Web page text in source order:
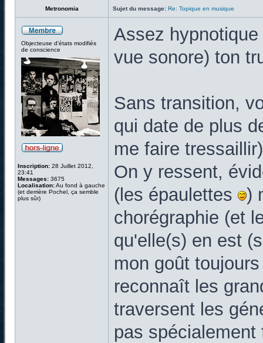
Metronomia Sujet du message: Re: Topique en musique
Objecteuse d'états modifiés
de conscience
Inscription: 28 Juillet 2012,
23:41
Messages: 3675
Localisation:Au fond à gauche
(et derrière Pochel, ça semble
plus sûr)
Assez
vue sonore) ton
Sans transition,
qui date de plus
me faire
On y ressent,
(les épaulettes
)
chorégraphie (et
qu'elle(s) en est
mon goût
reconnaît les
traversent les
pas